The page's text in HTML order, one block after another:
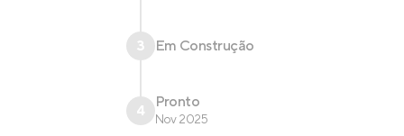
3 Em Construção
4 Pronto
Nov 2025